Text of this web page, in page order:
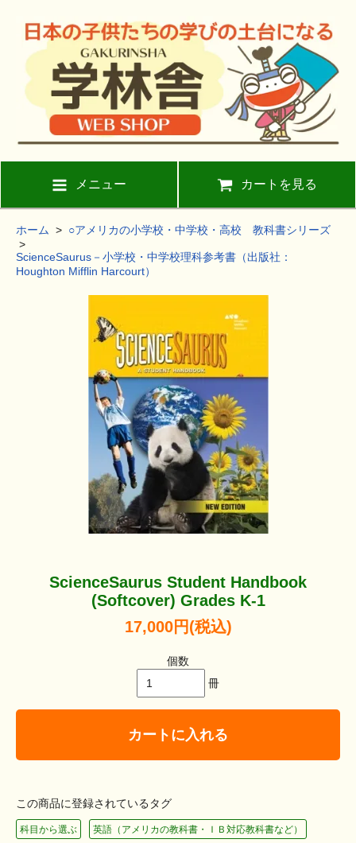
メニュー カートを見る
ホーム > ○アメリカの小学校・中学校・高校 教科書シリーズ
>
ScienceSaurus－小学校・中学校理科参考書（出版社：
Houghton Mifflin Harcourt）
ScienceSaurus Student Handbook
(Softcover) Grades K-1
17,000円(税込)
個数
冊
カートに入れる
この商品に登録されているタグ
科目から選ぶ 英語（アメリカの教科書・ＩＢ対応教科書など）